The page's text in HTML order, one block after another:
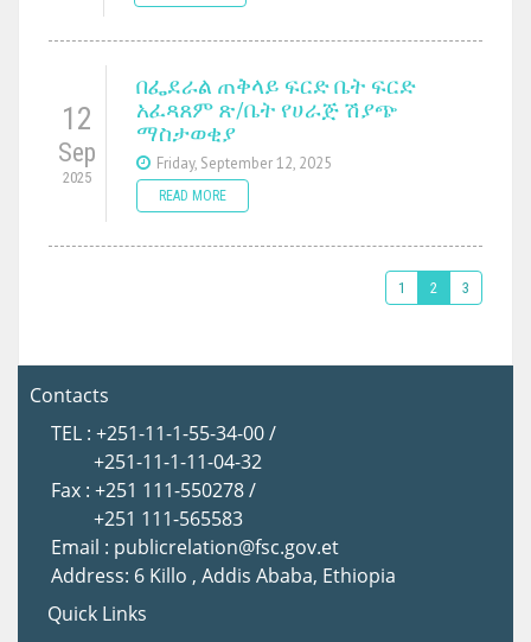
12
Sep
2025
በፌደራል ጠቅላይ ፍርድ ቤት ፍርድ
አፈጻጸም ጽ/ቤት የሀራጅ ሽያጭ
ማስታወቂያ
Friday, September 12, 2025
READ MORE
1 2 3
Contacts
TEL : +251-11-1-55-34-00 /
+251-11-1-11-04-32
Fax : +251 111-550278 /
+251 111-565583
Email : publicrelation@fsc.gov.et
Address: 6 Killo , Addis Ababa, Ethiopia
Quick Links